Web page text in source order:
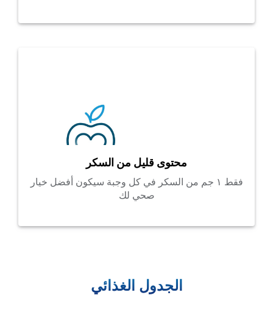
محتوى قليل من السكر
فقط ١ جم من السكر في كل وجبة سيكون أفضل خيار
صحي لك
الجدول الغذائي